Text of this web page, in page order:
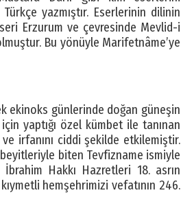
yazmıştır. Eserlerinin dilinin
Erzurum ve çevresinde Mevlid-i
Bu yönüyle Marifetnâme’ye
ekinoks günlerinde doğan güneşin
yaptığı özel kümbet ile tanınan
irfanını ciddi şekilde etkilemiştir.
biten Tevfizname ismiyle
Hakkı Hazretleri 18. asrın
hemşehrimizi vefatının 246.